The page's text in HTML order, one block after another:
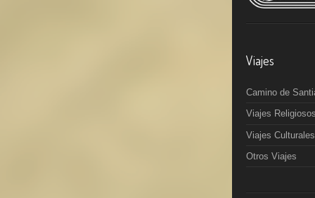
Viajes
Camino de
Viajes
Viajes Culturales
Otros Viajes